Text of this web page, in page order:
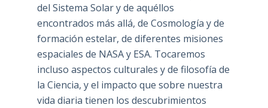
del Sistema Solar y de aquéllos
encontrados más allá, de Cosmología y de
formación estelar, de diferentes misiones
espaciales de NASA y ESA. Tocaremos
incluso aspectos culturales y de filosofía de
la Ciencia, y el impacto que sobre nuestra
vida diaria tienen los descubrimientos